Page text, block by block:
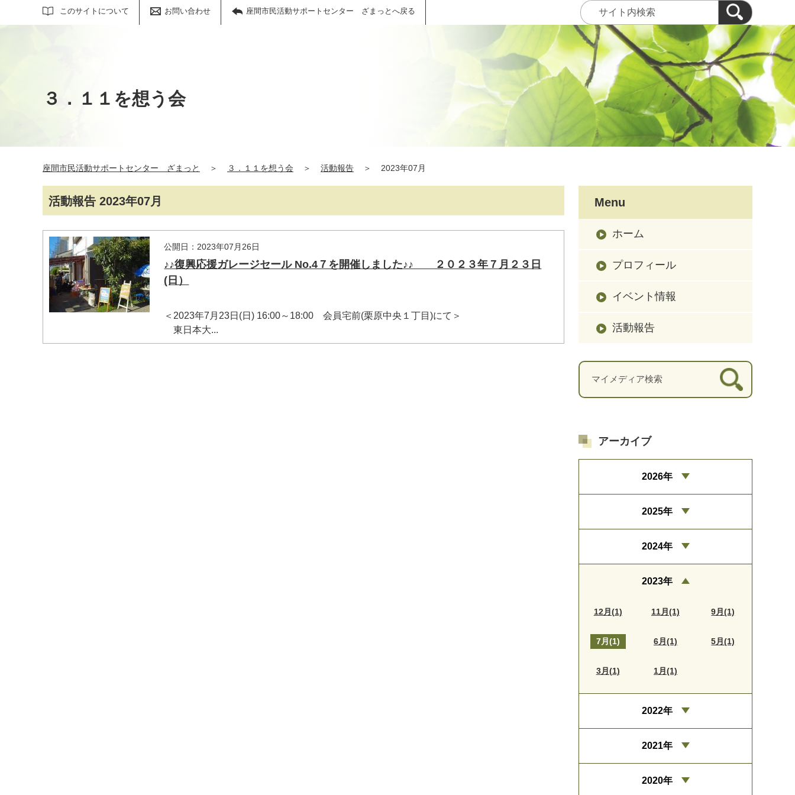
このサイトについて お問い合わせ 座間市民活動サポートセンター ざまっとへ戻る
サイト内検索
３．１１を想う会
座間市民活動サポートセンター ざまっと ＞ ３．１１を想う会 ＞ 活動報告 ＞ 2023年07月
活動報告 2023年07月
公開日：2023年07月26日
♪♪復興応援ガレージセール No.4７を開催しました♪♪ ２０２３年７月２３日
(日）
＜2023年7月23日(日) 16:00～18:00 会員宅前(栗原中央１丁目)にて＞
東日本大...
Menu
ホーム
プロフィール
イベント情報
活動報告
アーカイブ
2026年
2025年
2024年
2023年
12月(1) 11月(1) 9月(1)
7月(1) 6月(1) 5月(1)
3月(1) 1月(1)
2022年
2021年
2020年